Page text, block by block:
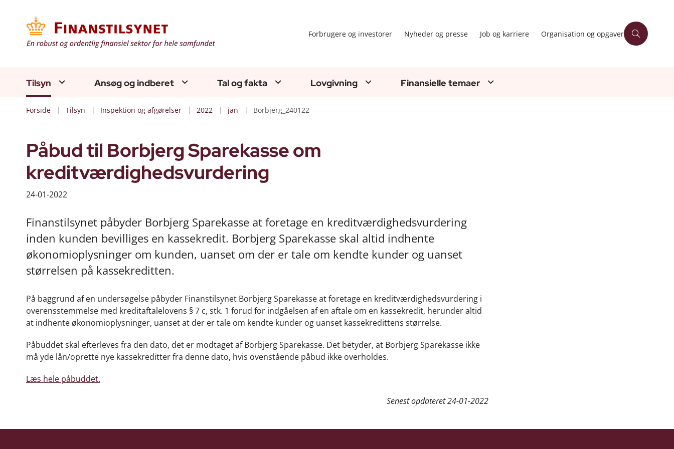
Forbrugere og investorer Nyheder og presse Job og karriere Organisation og opgaver
Tilsyn Ansøg og indberet Tal og fakta Lovgivning Finansielle temaer
Forside Tilsyn Inspektion og afgørelser 2022 jan Borbjerg_240122
Påbud til Borbjerg Sparekasse om
kreditværdighedsvurdering
24-01-2022
Finanstilsynet påbyder Borbjerg Sparekasse at foretage en kreditværdighedsvurdering
inden kunden bevilliges en kassekredit. Borbjerg Sparekasse skal altid indhente
økonomioplysninger om kunden, uanset om der er tale om kendte kunder og uanset
størrelsen på kassekreditten.
På baggrund af en undersøgelse påbyder Finanstilsynet Borbjerg Sparekasse at foretage en kreditværdighedsvurdering i
overensstemmelse med kreditaftalelovens § 7 c, stk. 1 forud for indgåelsen af en aftale om en kassekredit, herunder altid
at indhente økonomioplysninger, uanset at der er tale om kendte kunder og uanset kassekredittens størrelse.
Påbuddet skal efterleves fra den dato, det er modtaget af Borbjerg Sparekasse. Det betyder, at Borbjerg Sparekasse ikke
må yde lån/oprette nye kassekreditter fra denne dato, hvis ovenstående påbud ikke overholdes.
Læs hele påbuddet.
Senest opdateret24-01-2022